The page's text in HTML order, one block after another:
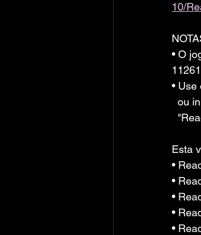
10/
• O
•
ou
Esta
•
•
•
•
•